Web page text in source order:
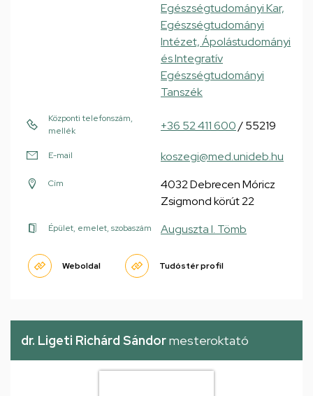
Egészségtudományi Kar,
Egészségtudományi
Intézet, Ápolástudományi
és Integratív
Egészségtudományi
Tanszék
Központi telefonszám,
mellék
+36 52 411 600/ 55219
E-mail koszegi@med.unideb.hu
Cím
4032 Debrecen Móricz
Zsigmond körút 22
Épület, emelet, szobaszám Auguszta I. Tömb
Weboldal Tudóstér profil
dr. Ligeti Richárd Sándormesteroktató